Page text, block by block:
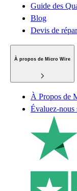
Guide des
Blog
Devis de
À propos de Micro Wire
À Propos de
Évaluez-nous